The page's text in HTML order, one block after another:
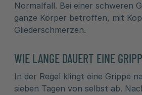
Normalfall. Bei einer schweren
ganze Körper betroffen, mit
Gliederschmerzen.
WIE LANGE DAUERT EINE
In der Regel klingt eine Grippe
sieben Tagen von selbst ab.